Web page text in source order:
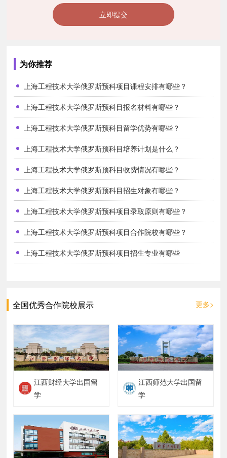
立即提交
为你推荐
上海工程技术大学俄罗斯预科项目课程安排有哪些？
上海工程技术大学俄罗斯预科目报名材料有哪些？
上海工程技术大学俄罗斯预科目留学优势有哪些？
上海工程技术大学俄罗斯预科目培养计划是什么？
上海工程技术大学俄罗斯预科目收费情况有哪些？
上海工程技术大学俄罗斯预科目招生对象有哪些？
上海工程技术大学俄罗斯预科项目录取原则有哪些？
上海工程技术大学俄罗斯预科项目合作院校有哪些？
上海工程技术大学俄罗斯预科项目招生专业有哪些
全国优秀合作院校展示 更多>
江西财经大学出国留
学
江西师范大学出国留
学